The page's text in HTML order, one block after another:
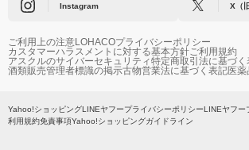
Instagram X（
ご利用上の注意LOHACOプライバシーポリシー
カスタマーハラスメントに対する基本方針ご利用規約
アスクルのサイバーセキュリティ特定商取引法に基づく
酒類販売管理者標識の掲示古物営業法に基づく表記医
Yahoo!ショッピングLINEヤフープライバシーポリシーLINEヤフー
利用規約免責事項Yahoo!ショッピングガイドライン